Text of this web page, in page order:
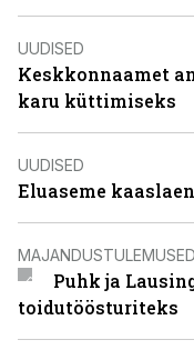
UUDISED
Keskkonnaamet
karu küttimiseks
UUDISED
Eluaseme
MAJANDUSTULEMUSED
Puhk ja
toidutöösturiteks